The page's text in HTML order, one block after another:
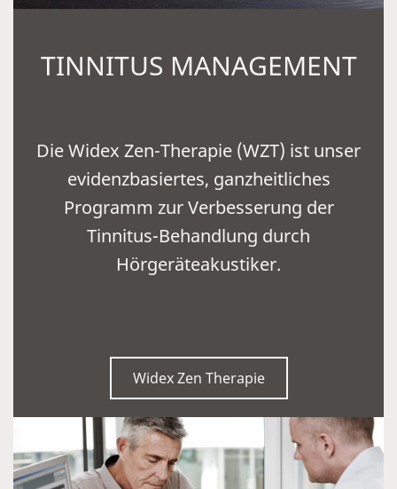
TINNITUS MANAGEMENT
Die Widex Zen-Therapie (WZT) ist unser
evidenzbasiertes, ganzheitliches
Programm zur Verbesserung der
Tinnitus-Behandlung durch
Hörgeräteakustiker.
Widex Zen Therapie